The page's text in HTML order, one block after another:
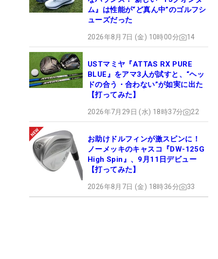
ム』は性能が“ど真ん中”のゴルフシ
ューズだった
2026年8月7日 (金) 10時00分 14
USTマミヤ『ATTAS RX PURE
BLUE』をアマ3人が試すと、“ヘッ
ドの合う・合わない”が如実に出た
【打ってみた】
2026年7月29日 (水) 18時37分 22
お助けドルフィンが激スピンに！
ノーメッキのキャスコ『DW-125G
High Spin』、9月11日デビュー
【打ってみた】
2026年8月7日 (金) 18時36分 33